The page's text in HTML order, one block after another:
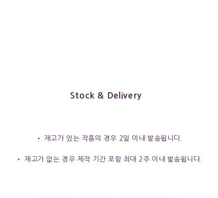
Stock & Delivery
• 재고가 있는 작품의 경우 2일 이내 발송됩니다.
• 재고가 없는 경우 제작 기간 포함 최대 2주 이내 발송됩니다.